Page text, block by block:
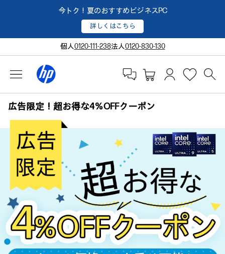
今トク！夏のおすすめビジネスPC
詳しくはこちら
個人0120-111-238法人0120-830-130
広告限定！超お得な4％OFFクーポン